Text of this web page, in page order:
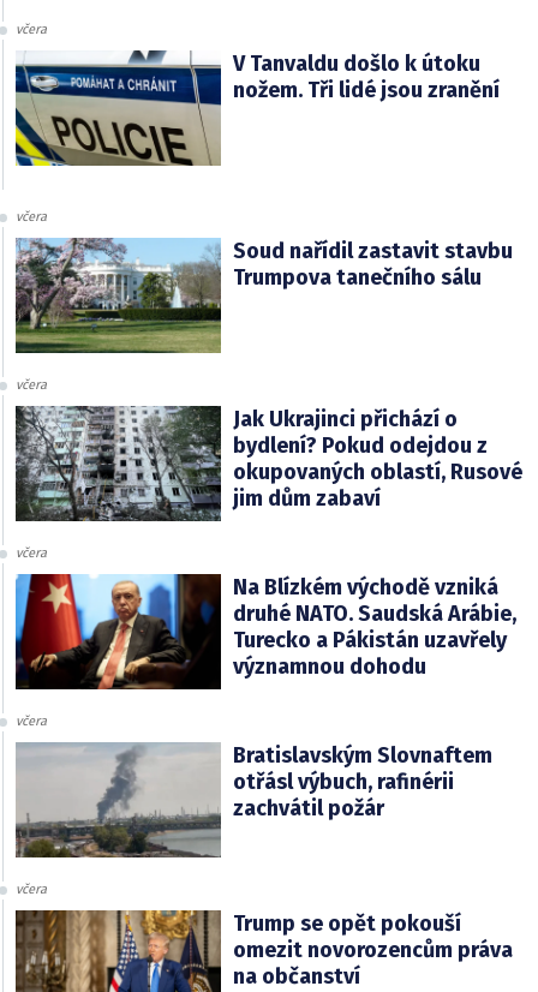
včera
V Tanvaldu došlo k útoku
nožem. Tři lidé jsou zranění
včera
Soud nařídil zastavit stavbu
Trumpova tanečního sálu
včera
Jak Ukrajinci přichází o
bydlení? Pokud odejdou z
okupovaných oblastí, Rusové
jim dům zabaví
včera
Na Blízkém východě vzniká
druhé NATO. Saudská Arábie,
Turecko a Pákistán uzavřely
významnou dohodu
včera
Bratislavským Slovnaftem
otřásl výbuch, rafinérii
zachvátil požár
včera
Trump se opět pokouší
omezit novorozencům práva
na občanství